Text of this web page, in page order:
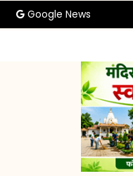
Google News